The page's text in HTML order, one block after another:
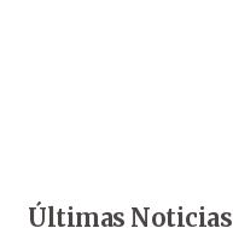
Últimas Noticias